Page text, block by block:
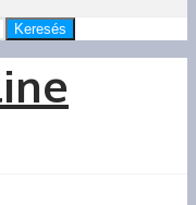
Keresés